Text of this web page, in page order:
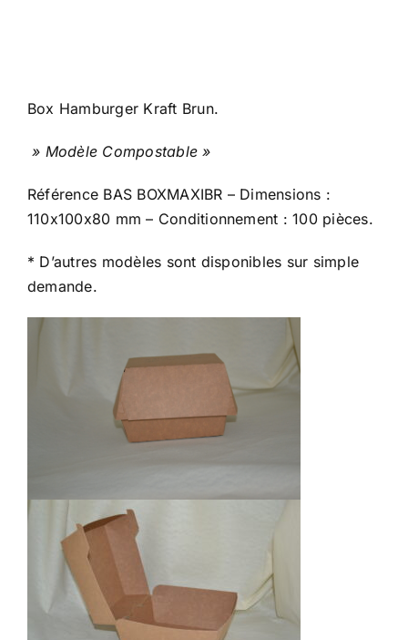
Box Hamburger Kraft Brun.
» Modèle Compostable »
Référence BAS BOXMAXIBR – Dimensions :
110x100x80 mm – Conditionnement : 100 pièces.
* D’autres modèles sont disponibles sur simple
demande.